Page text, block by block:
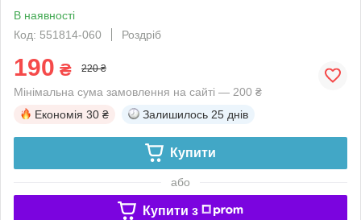
В наявності
Код: 551814-060
Роздріб
190 ₴ 220 ₴
Мінімальна сума замовлення на сайті — 200 ₴
Економія 30 ₴ Залишилось 25 днів
Купити
або
Купити з